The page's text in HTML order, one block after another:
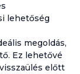
lehetőség
megoldás,
Ez lehetővé
előtt